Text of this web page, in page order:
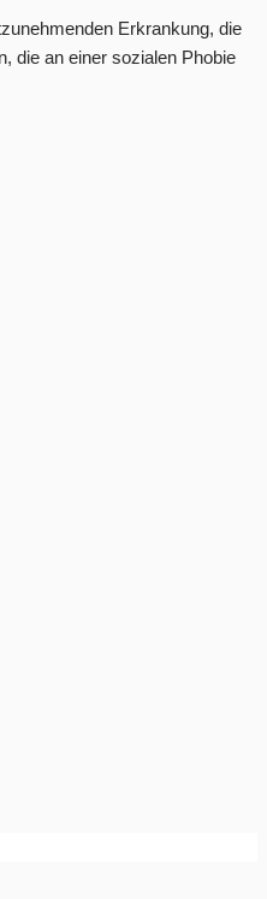
Erkrankung, die
die an einer sozialen Phobie